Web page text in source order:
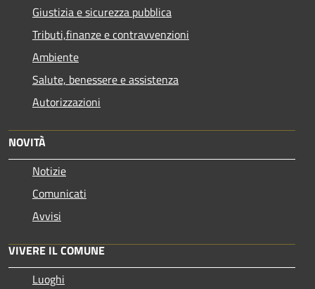
Giustizia e sicurezza pubblica
Tributi,finanze e contravvenzioni
Ambiente
Salute, benessere e assistenza
Autorizzazioni
NOVITÀ
Notizie
Comunicati
Avvisi
VIVERE IL COMUNE
Luoghi